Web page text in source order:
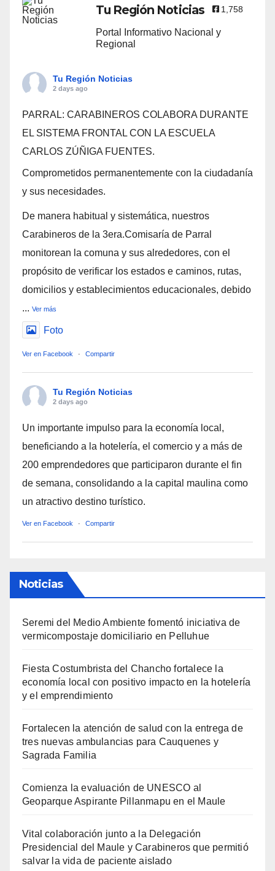
Tu Región Noticias 1,758
Portal Informativo Nacional y
Regional
Tu Región Noticias
2 days ago
PARRAL: CARABINEROS COLABORA DURANTE
EL SISTEMA FRONTAL CON LA ESCUELA
CARLOS ZÚÑIGA FUENTES.
Comprometidos permanentemente con la ciudadanía
y sus necesidades.
De manera habitual y sistemática, nuestros
Carabineros de la 3era.Comisaría de Parral
monitorean la comuna y sus alrededores, con el
propósito de verificar los estados e caminos, rutas,
domicilios y establecimientos educacionales, debido
... Ver más
Foto
Ver en Facebook · Compartir
Tu Región Noticias
2 days ago
Un importante impulso para la economía local,
beneficiando a la hotelería, el comercio y a más de
200 emprendedores que participaron durante el fin
de semana, consolidando a la capital maulina como
un atractivo destino turístico.
Ver en Facebook · Compartir
Noticias
Seremi del Medio Ambiente fomentó iniciativa de
vermicompostaje domiciliario en Pelluhue
Fiesta Costumbrista del Chancho fortalece la
economía local con positivo impacto en la hotelería
y el emprendimiento
Fortalecen la atención de salud con la entrega de
tres nuevas ambulancias para Cauquenes y
Sagrada Familia
Comienza la evaluación de UNESCO al
Geoparque Aspirante Pillanmapu en el Maule
Vital colaboración junto a la Delegación
Presidencial del Maule y Carabineros que permitió
salvar la vida de paciente aislado